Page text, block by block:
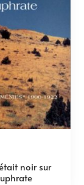
noir sur